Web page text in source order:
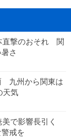
直撃のおそれ 関
さ
九州から関東は
天気
美で影響長引く
戒を